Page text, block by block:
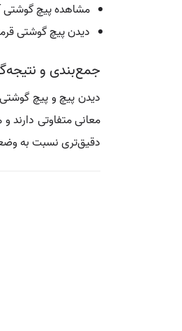
مشاهده پیچ گوشتی
دیدن پیچ گوشتی
جمع‌بندی و
دیدن پیچ و پیچ
معانی متفاوتی دارند
دقیق‌تری نسبت به